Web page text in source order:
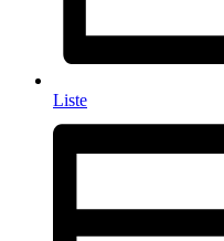
Liste